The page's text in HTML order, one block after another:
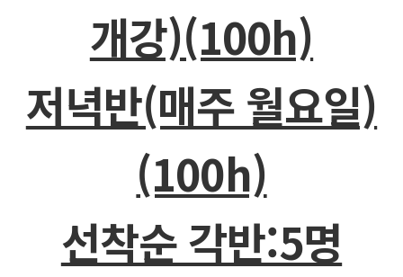
개강)(100h)
저녁반(매주 월요일)
(100h)
선착순 각반:5명